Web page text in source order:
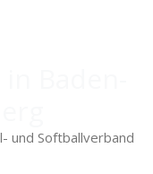
und Softballverband